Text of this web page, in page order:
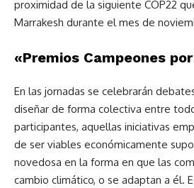
proximidad de la siguiente COP22
Marrakesh durante el mes de
«Premios Campeones
En las jornadas se celebrarán
diseñar de forma colectiva entre
participantes, aquellas iniciativas
de ser viables económicamente
novedosa en la forma en que las
cambio climático, o se adaptan a él.